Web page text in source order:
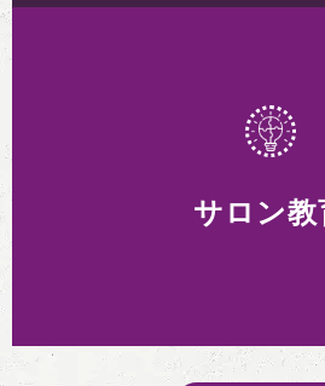
理容師
時代を超えたグルーミング
の椅子, そしてヴィンテー
ングの技術を再定義して、
サロン教